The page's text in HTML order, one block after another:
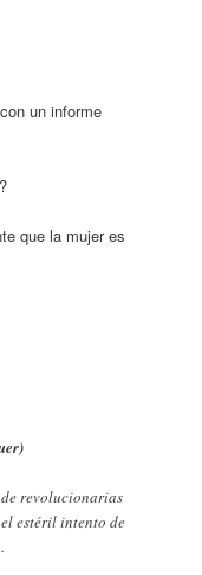
un informe
que la mujer es
revolucionarias
estéril intento de